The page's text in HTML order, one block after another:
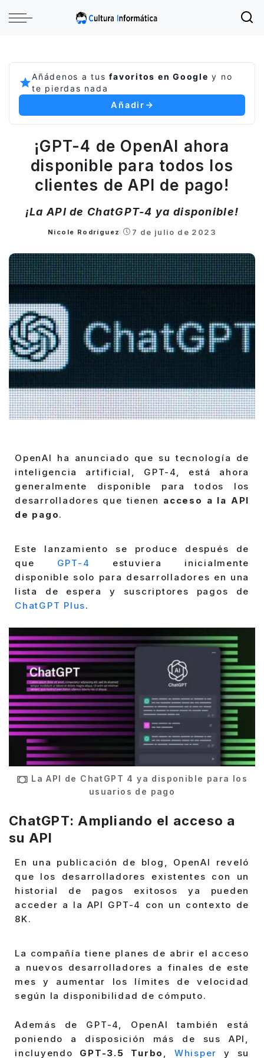
Añádenos a tusfavoritos en Google y no
te pierdas nada
Añadir
¡GPT-4 de OpenAI ahora
disponible para todos los
clientes de API de pago!
¡La API de ChatGPT-4 ya disponible!
Posted
Nicole Rodríguez 7 de julio de 2023
OpenAI ha anunciado que su tecnología de
inteligencia artificial, GPT-4, está ahora
generalmente disponible para todos los
desarrolladores que tienen acceso a la API
de pago.
Este lanzamiento se produce después de
que GPT-4
estuviera inicialmente
disponible solo para desarrolladores en una
lista de espera y suscriptores pagos de
ChatGPT Plus.
La API de ChatGPT 4 ya disponible para los
usuarios de pago
ChatGPT: Ampliando el acceso a
su API
En una publicación de blog, OpenAI reveló
que los desarrolladores existentes con un
historial de pagos exitosos ya pueden
acceder a la API GPT-4 con un contexto de
8K.
La compañía tiene planes de abrir el acceso
a nuevos desarrolladores a finales de este
mes y aumentar los límites de velocidad
según la disponibilidad de cómputo.
Además de GPT-4, OpenAI también está
poniendo a disposición más de sus API,
incluyendo GPT-3.5 Turbo , Whisper y su